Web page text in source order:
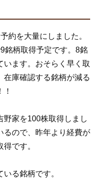
約を大量にしました。
銘柄取得予定です。8銘
います。おそらく早く取
在庫確認する銘柄が減る
野家を100株取得しまし
るので、昨年より経費が
です。
る銘柄です。